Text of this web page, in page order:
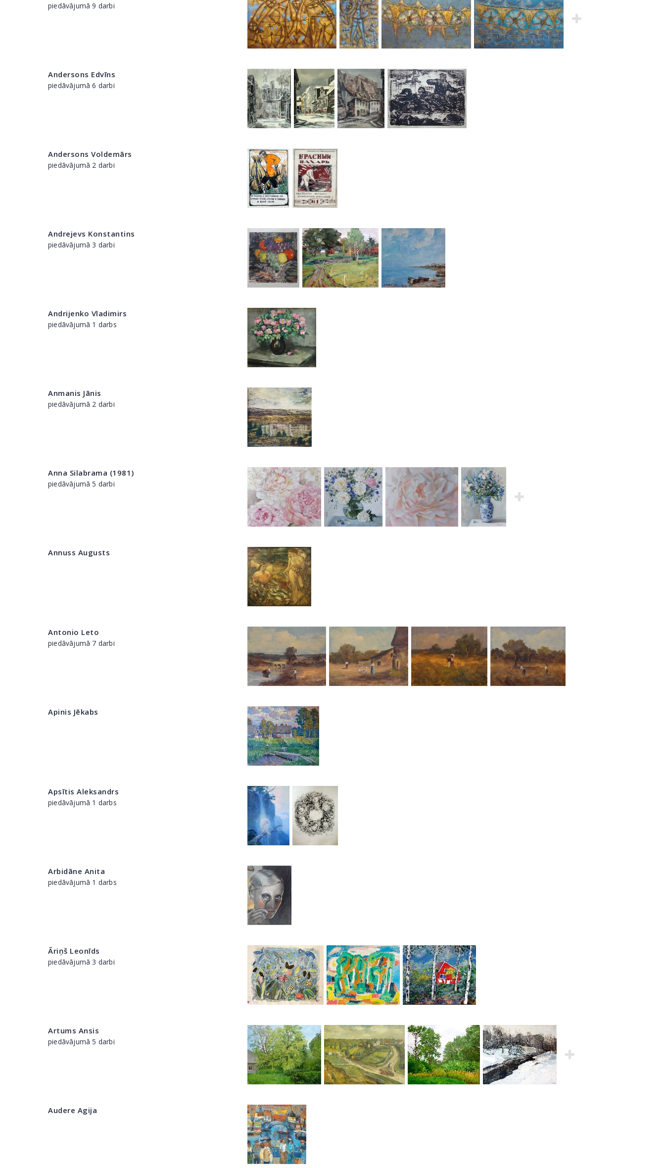
piedāvājumā 9 darbi
Andersons Edvīns
piedāvājumā 6 darbi
Andersons Voldemārs
piedāvājumā 2 darbi
Andrejevs Konstantins
piedāvājumā 3 darbi
Andrijenko Vladimirs
piedāvājumā 1 darbs
Anmanis Jānis
piedāvājumā 2 darbi
Anna Silabrama (1981)
piedāvājumā 5 darbi
Annuss Augusts
Antonio Leto
piedāvājumā 7 darbi
Apinis Jēkabs
Apsītis Aleksandrs
piedāvājumā 1 darbs
Arbidāne Anita
piedāvājumā 1 darbs
Āriņš Leonīds
piedāvājumā 3 darbi
Artums Ansis
piedāvājumā 5 darbi
Audere Agija